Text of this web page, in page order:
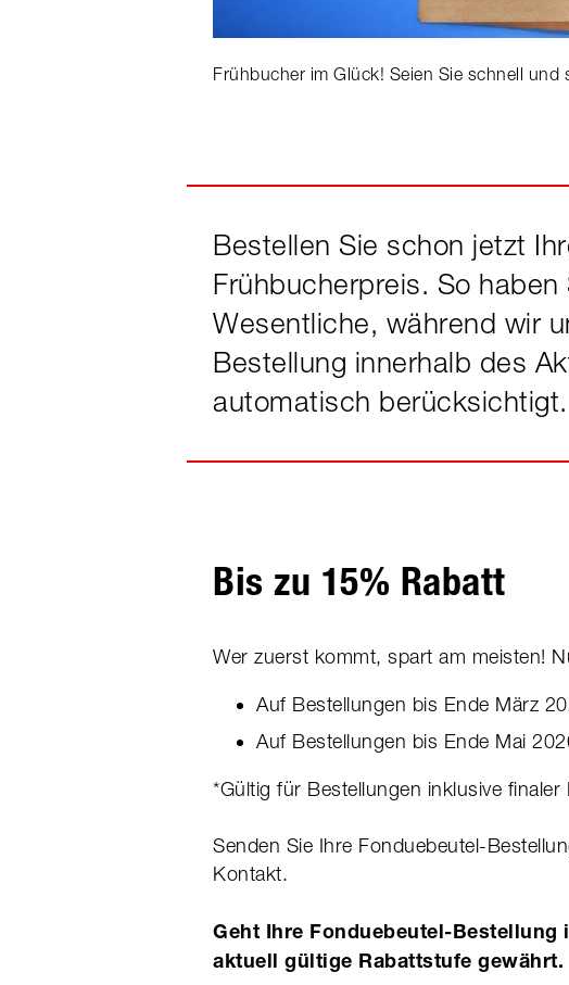
Frühbucher im Glück! Seien Sie schnell
Bestellen Sie schon jetzt
Frühbucherpreis. So
Wesentliche, während wir
Bestellung innerhalb des
automatisch berücksichtigt.
Bis zu 15% Rabatt
Wer zuerst kommt, spart am meisten!
Auf Bestellungen bis Ende März
Auf Bestellungen bis Ende Mai
*Gültig für Bestellungen inklusive finaler
Senden Sie Ihre Fonduebeutel-
Kontakt.
Geht Ihre Fonduebeutel-
aktuell gültige Rabattstufe gewährt.